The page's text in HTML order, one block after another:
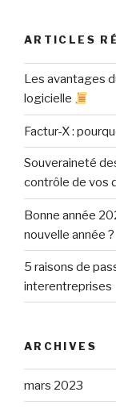
ARTICLES
Les avantages
logicielle
Factur-X :
Souveraineté
contrôle de vos
Bonne année
nouvelle année ?
5 raisons de
interentreprises
ARCHIVES
mars 2023